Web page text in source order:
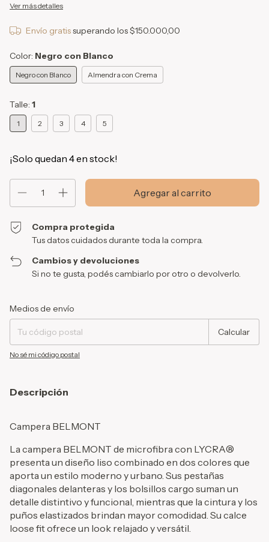
Ver más detalles
Envío gratissuperando los$150.000,00
Color: Negro con Blanco
Negro con Blanco Almendra con Crema
Talle: 1
1 2 3 4 5
¡Solo quedan 4en stock!
Compra protegida
Tus datos cuidados durante toda la compra.
Cambios y devoluciones
Si no te gusta, podés cambiarlo por otro o devolverlo.
Entregas para el CP:
Medios de envío
Calcular
No sé mi código postal
Descripción
Campera BELMONT
La campera BELMONT de microfibra con LYCRA®
presenta un diseño liso combinado en dos colores que
aporta un estilo moderno y urbano. Sus pestañas
diagonales delanteras y los bolsillos cargo suman un
detalle distintivo y funcional, mientras que la cintura y los
puños elastizados brindan mayor comodidad. Su calce
loose fit ofrece un look relajado y versátil.